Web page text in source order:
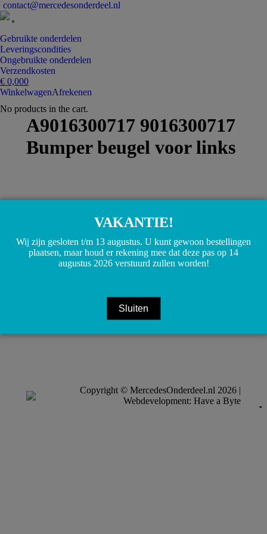
contact@mercedesonderdeel.nl
Gebruikte onderdelen
Leveringscondities
Ongebruikte onderdelen
Verzendkosten
€ 0,000
WinkelwagenAfrekenen
No products in the cart.
A9016300717 9016300717
Bumper beugel voor links
Copyright © MercedesOnderdeel.nl 2026 |
Webdevelopment: Have a Byte
VAKANTIE!
Wij zijn gesloten t/m 13 augustus. U kunt gewoon bestellingen
plaatsen, maar houd er rekening mee dat deze pas op 14
augustus 2026 verstuurd zullen worden!
Sluiten